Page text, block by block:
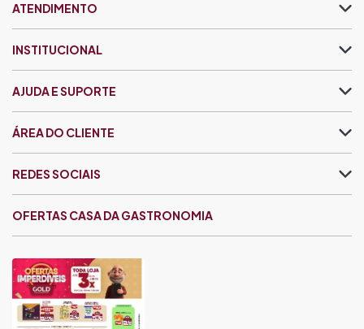
ATENDIMENTO
INSTITUCIONAL
AJUDA E SUPORTE
ÁREA DO CLIENTE
OFERTAS CASA DA GASTRONOMIA
REDES SOCIAIS